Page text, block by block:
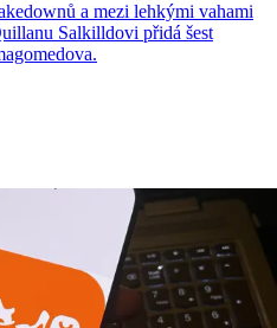
a mezi lehkými vahami
Salkilldovi přidá šest